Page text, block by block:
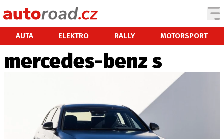
AUTA ELEKTRO RALLY MOTORSPORT
AUTA
TESTY AUT
SPY
HISTORIE
ZAJÍMAVOSTI
mercedes-benz s